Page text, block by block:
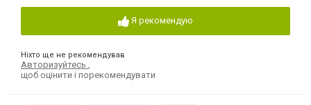
Я рекомендую
Ніхто ще не рекомендував
Авторизуйтесь
щоб оцінити і порекомендувати